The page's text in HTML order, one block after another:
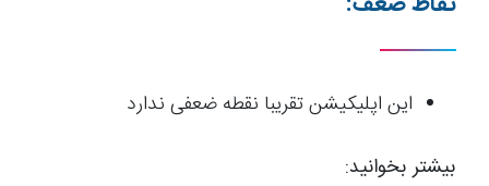
این اپلیکیشن تقریبا نقطه ضعفی ندارد
بیشتر بخوانید: